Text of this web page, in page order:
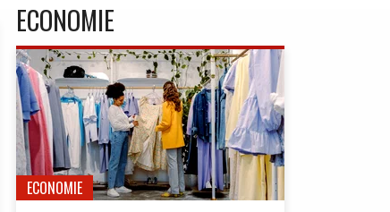
ECONOMIE
ECONOMIE